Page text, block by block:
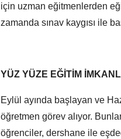
için uzman eğitmenlerden
zamanda sınav kaygısı ile
YÜZ YÜZE EĞİTİM
Eylül ayında başlayan ve
öğretmen görev alıyor.
öğrenciler, dershane ile